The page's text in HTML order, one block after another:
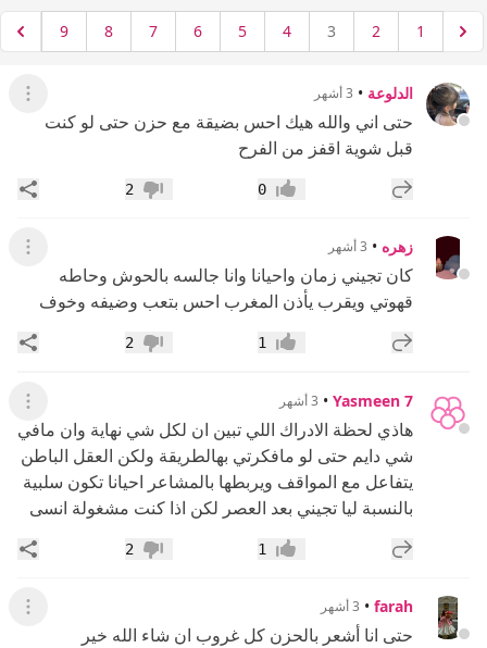
1
2
3
4
5
6
7
8
9
الدلوعة • 3 أشهر عرض
حتى اني والله هيك احس بضيقة مع حزن حتى لو كنت
قبل شوية اقفز من الفرح
إضافة رد جديد إعجاب0 عدم إعجاب
2
زهره • 3 أشهر عرض
كان تجيني زمان واحيانا وانا جالسه بالحوش وحاطه
قهوتي ويقرب يأذن المغرب احس بتعب وضيفه وخوف
إضافة رد جديد إعجاب1 عدم إعجاب
2
Yasmeen 7
• 3 أشهر عرض
هاذي لحظة الادراك اللي تبين ان لكل شي نهاية وان مافي
شي دايم حتى لو مافكرتي بهالطريقة ولكن العقل الباطن
يتفاعل مع المواقف ويربطها بالمشاعر احيانا تكون سلبية
بالنسبة ليا تجيني بعد العصر لكن اذا كنت مشغولة انسى
إضافة رد جديد إعجاب1 عدم إعجاب
2
farah
• 3 أشهر عرض
حتى انا أشعر بالحزن كل غروب ان شاء الله خير